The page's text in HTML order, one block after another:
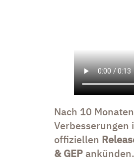
Nach 10
Verbesserungen
offiziellen
& GEP ankünden.